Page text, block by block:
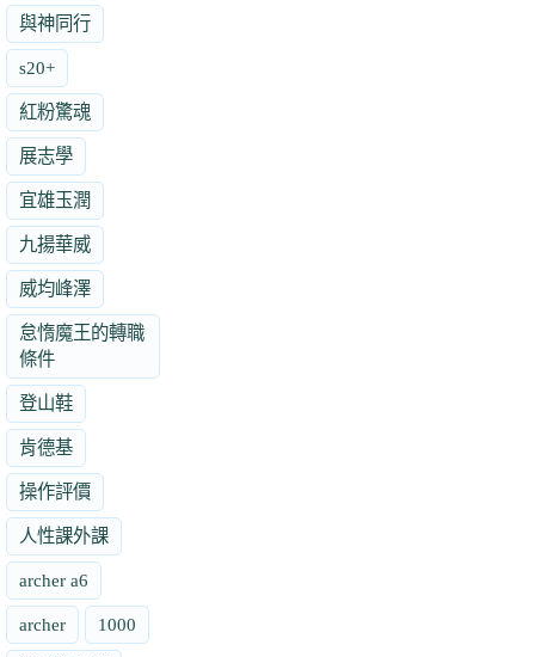
與神同行
s20+
紅粉驚魂
展志學
宜雄玉潤
九揚華威
威均峰澤
怠惰魔王的轉職
條件
登山鞋
肯德基
操作評價
人性課外課
archer a6
archer 1000